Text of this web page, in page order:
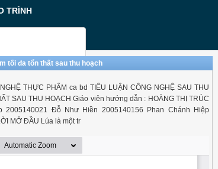
TRÌNH
tối đa tổn thất sau thu hoạch
THỰC PHẨM ca bd TIỂU LUẬN CÔNG NGHỆ SAU THU
SAU THU HOẠCH Giáo viên hướng dẫn : HOÀNG THỊ TRÚC
2005140021 Đỗ Như Hiền 2005140156 Phan Chánh Hiệp
MỞ ĐẦU Lúa là một tr